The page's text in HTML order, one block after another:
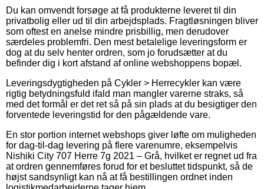
Du kan omvendt forsøge at få produkterne leveret til din
privatbolig eller ud til din arbejdsplads. Fragtløsningen bliver
som oftest en anelse mindre prisbillig, men derudover
særdeles problemfri. Den mest betalelige leveringsform er
dog at du selv henter ordren, som jo forudsætter at du
befinder dig i kort afstand af online webshoppens bopæl.
Leveringsdygtigheden på Cykler > Herrecykler kan være
rigtig betydningsfuld ifald man mangler varerne straks, så
med det formål er det ret så på sin plads at du besigtiger den
forventede leveringstid for den pågældende vare.
En stor portion internet webshops giver løfte om muligheden
for dag-til-dag levering på flere varenumre, eksempelvis
Nishiki City 707 Herre 7g 2021 – Grå, hvilket er regnet ud fra
at ordren gennemføres forud for et besluttet tidspunkt, så de
højst sandsynligt kan nå at få bestillingen ordnet inden